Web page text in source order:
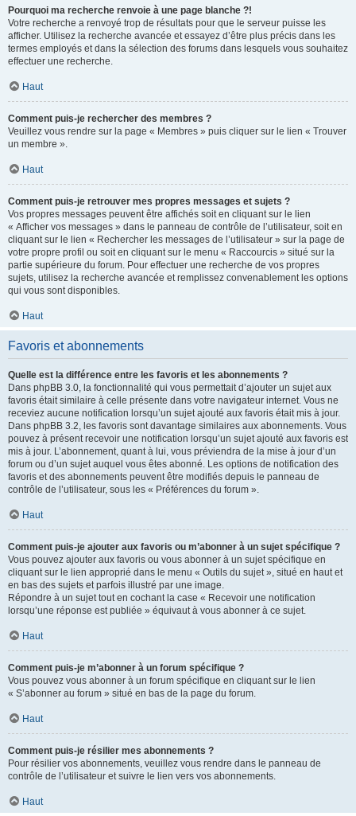
Pourquoi ma recherche renvoie à une page blanche ?!
Votre recherche a renvoyé trop de résultats pour que le serveur puisse les
afficher. Utilisez la recherche avancée et essayez d’être plus précis dans les
termes employés et dans la sélection des forums dans lesquels vous souhaitez
effectuer une recherche.
Haut
Comment puis-je rechercher des membres ?
Veuillez vous rendre sur la page « Membres » puis cliquer sur le lien « Trouver
un membre ».
Haut
Comment puis-je retrouver mes propres messages et sujets ?
Vos propres messages peuvent être affichés soit en cliquant sur le lien
« Afficher vos messages » dans le panneau de contrôle de l’utilisateur, soit en
cliquant sur le lien « Rechercher les messages de l’utilisateur » sur la page de
votre propre profil ou soit en cliquant sur le menu « Raccourcis » situé sur la
partie supérieure du forum. Pour effectuer une recherche de vos propres
sujets, utilisez la recherche avancée et remplissez convenablement les options
qui vous sont disponibles.
Haut
Favoris et abonnements
Quelle est la différence entre les favoris et les abonnements ?
Dans phpBB 3.0, la fonctionnalité qui vous permettait d’ajouter un sujet aux
favoris était similaire à celle présente dans votre navigateur internet. Vous ne
receviez aucune notification lorsqu’un sujet ajouté aux favoris était mis à jour.
Dans phpBB 3.2, les favoris sont davantage similaires aux abonnements. Vous
pouvez à présent recevoir une notification lorsqu’un sujet ajouté aux favoris est
mis à jour. L’abonnement, quant à lui, vous préviendra de la mise à jour d’un
forum ou d’un sujet auquel vous êtes abonné. Les options de notification des
favoris et des abonnements peuvent être modifiés depuis le panneau de
contrôle de l’utilisateur, sous les « Préférences du forum ».
Haut
Comment puis-je ajouter aux favoris ou m’abonner à un sujet spécifique ?
Vous pouvez ajouter aux favoris ou vous abonner à un sujet spécifique en
cliquant sur le lien approprié dans le menu « Outils du sujet », situé en haut et
en bas des sujets et parfois illustré par une image.
Répondre à un sujet tout en cochant la case « Recevoir une notification
lorsqu’une réponse est publiée » équivaut à vous abonner à ce sujet.
Haut
Comment puis-je m’abonner à un forum spécifique ?
Vous pouvez vous abonner à un forum spécifique en cliquant sur le lien
« S’abonner au forum » situé en bas de la page du forum.
Haut
Comment puis-je résilier mes abonnements ?
Pour résilier vos abonnements, veuillez vous rendre dans le panneau de
contrôle de l’utilisateur et suivre le lien vers vos abonnements.
Haut